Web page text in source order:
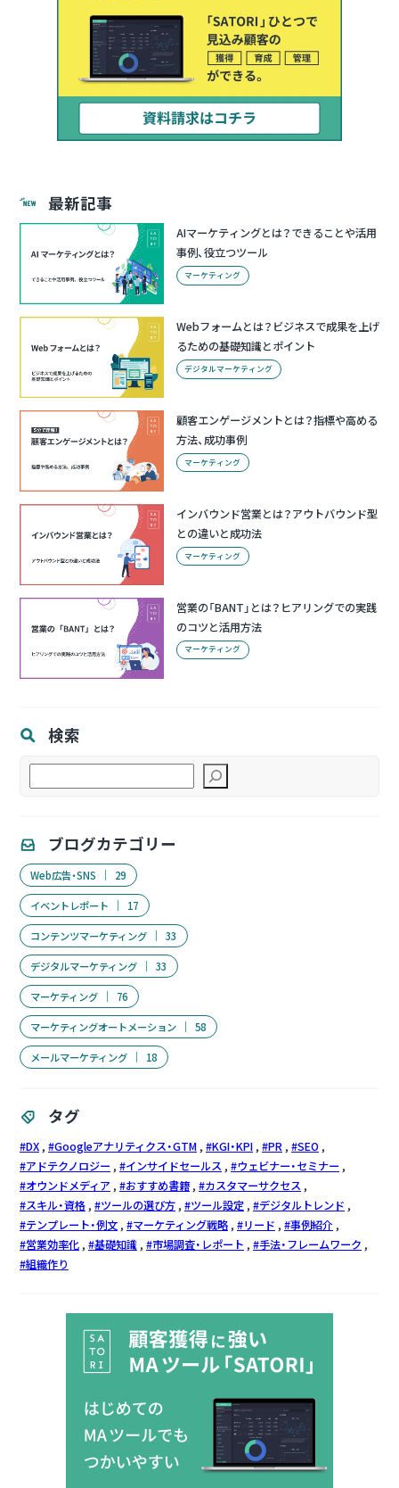
最新記事
AIマーケティングとは？できることや活用
事例、役立つツール
マーケティング
Webフォームとは？ビジネスで成果を上げ
るための基礎知識とポイント
デジタルマーケティング
顧客エンゲージメントとは？指標や高める
方法、成功事例
マーケティング
インバウンド営業とは？アウトバウンド型
との違いと成功法
マーケティング
営業の「BANT」とは？ヒアリングでの実践
のコツと活用方法
マーケティング
検索
検
索
ブログカテゴリー
Web広告・SNS 29
イベントレポート 17
コンテンツマーケティング 33
デジタルマーケティング 33
マーケティング 76
マーケティングオートメーション 58
メールマーケティング 18
タグ
DX Googleアナリティクス・GTM KGI・KPI PR
SEO
アドテクノロジー
インサイドセールス
ウェビナー・セミナー
オウンドメディア
おすすめ書籍
カスタマーサクセス
スキル・資格
ツールの選び方 ツール設定
デジタルトレンド
テンプレート・例文
マーケティング戦略 リード
事例紹介
営業効率化
基礎知識 市場調査・レポート
手法・フレームワーク
組織作り